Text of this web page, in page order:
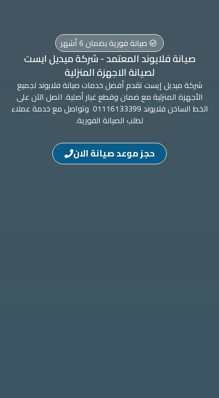
صيانة فورية بضمان 6 أشهر
صيانة فلايوند المعتمد - شركة ميديل ايست
لصيانة الاجهزة المنزلية
شركة ميديل إيست تقدم أفضل خدمات صيانة فلايوند لجميع
الأجهزة المنزلية مع ضمان وقطع غيار أصلية. اتصل الآن على
الخط الساخن فلايوند 01116133399 وتواصل مع خدمة عملاء
لطلب الصيانة الفورية.
حجز موعد صيانة الان